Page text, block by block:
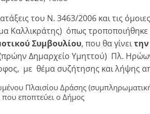
του Ν. 3463/2006 και τις
Καλλικράτης) όπως
Συμβουλίου, που θα γίνει
πρώην Δημαρχείο Υμηττού) Πλ.
με θέμα συζήτησης και λήψης
Πλαισίου Δράσης
εποπτεύει ο Δήμος